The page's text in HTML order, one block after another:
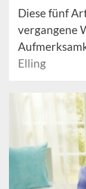
Diese fünf
vergangene
Elling